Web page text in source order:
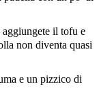
il tofu e
non diventa quasi
e un pizzico di